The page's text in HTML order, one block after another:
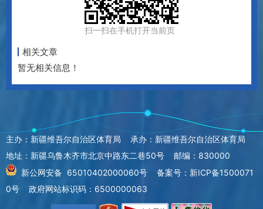
扫一扫在手机打开当前页
相关文章
暂无相关信息！
主办：新疆维吾尔自治区体育局 承办：新疆维吾尔自治区体育局
地址：新疆乌鲁木齐市北京中路东二巷50号 邮编：830000
新公网安备 65010402000060号
备案号：新ICP备1500071
0号 政府网站标识码：6500000063